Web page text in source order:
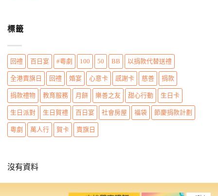
標籤
回禮 百日宴 #粵劇 100 50 BB 以捐款代替送禮
全港賣旗日 回禮 婚宴 心意卡 感謝卡 慈善 捐款
捐款禮物 教育服務 月餅 樂善之友 甜心行動 生日卡
生日派對 生日賀禮 百日宴 社會房屋 福袋 節慶捐款計劃
粵劇 萬人行 賀卡 賣旗日
沒有資料